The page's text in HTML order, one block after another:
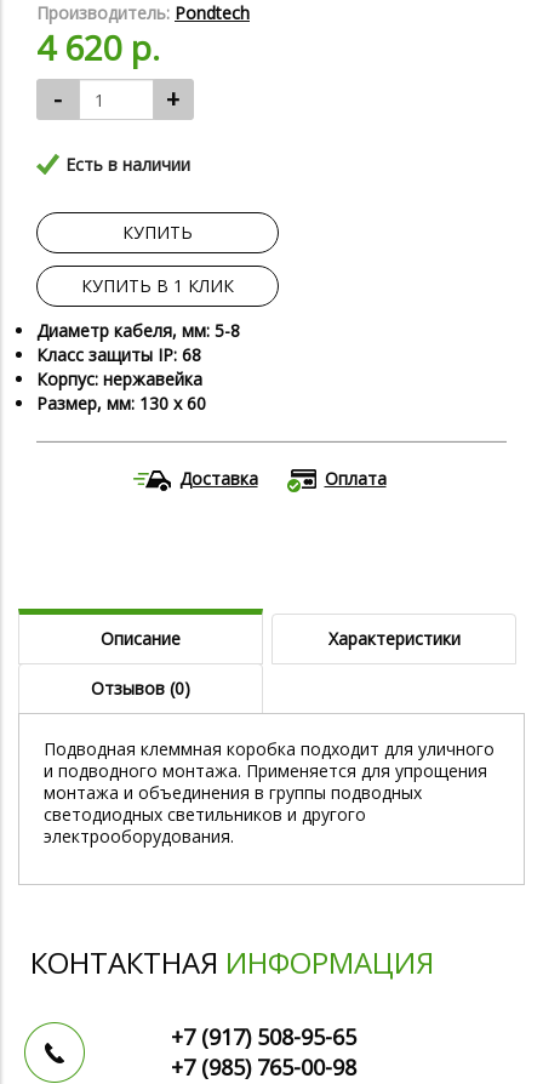
Производитель: Pondtech
4 620 р.
- +
Есть в наличии
КУПИТЬ
КУПИТЬ В 1 КЛИК
Диаметр кабеля, мм: 5-8
Класс защиты IP: 68
Корпус: нержавейка
Размер, мм: 130 х 60
Доставка Оплата
Описание Характеристики
Отзывов (0)
Подводная клеммная коробка подходит для уличного
и подводного монтажа. Применяется для упрощения
монтажа и объединения в группы подводных
светодиодных светильников и другого
электрооборудования.
КОНТАКТНАЯ ИНФОРМАЦИЯ
+7 (917) 508-95-65
+7 (985) 765-00-98